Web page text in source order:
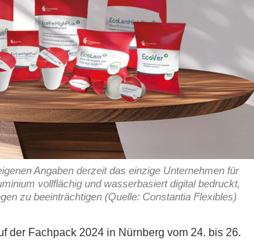
Angaben derzeit das einzige Unternehmen für
vollflächig und wasserbasiert digital bedruckt,
zu beeinträchtigen (Quelle: Constantia Flexibles)
der Fachpack 2024 in Nürnberg vom 24. bis 26.